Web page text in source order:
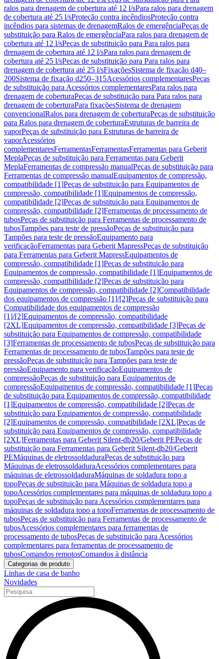
ralos para drenagem de cobertura até 12 l/sPara ralos para drenagem
de cobertura até 25 l/sProteção contra incêndiosProteção contra
incêndios para sistemas de drenagemRalos de emergênciaPeças de
substituição para Ralos de emergênciaPara ralos para drenagem de
cobertura até 12 l/sPeças de substituição para Para ralos para
drenagem de cobertura até 12 l/sPara ralos para drenagem de
cobertura até 25 l/sPeças de substituição para Para ralos para
drenagem de cobertura até 25 l/sFixaçõesSistema de fixação d40–
200Sistema de fixação d250–315Acessórios complementaresPeças
de substituição para Acessórios complementaresPara ralos para
drenagem de coberturaPeças de substituição para Para ralos para
drenagem de coberturaPara fixaçõesSistema de drenagem
convencionalRalos para drenagem de coberturaPeças de substituição
para Ralos para drenagem de coberturaEstruturas de barreira de
vaporPeças de substituição para Estruturas de barreira de
vaporAcessórios
complementaresFerramentasFerramentasFerramentas para Geberit
MeplaPeças de substituição para Ferramentas para Geberit
MeplaFerramentas de compressão manualPeças de substituição para
Ferramentas de compressão manualEquipamentos de compressão,
compatibilidade [1]Peças de substituição para Equipamentos de
compressão, compatibilidade [1]Equipamentos de compressão,
compatibilidade [2]Peças de substituição para Equipamentos de
compressão, compatibilidade [2]Ferramentas de processamento de
tubosPeças de substituição para Ferramentas de processamento de
tubosTampões para teste de pressãoPeças de substituição para
Tampões para teste de pressãoEquipamento para
verificaçãoFerramentas para Geberit MapressPeças de substituição
para Ferramentas para Geberit MapressEquipamentos de
compressão, compatibilidade [1]Peças de substituição para
Equipamentos de compressão, compatibilidade [1]Equipamentos de
compressão, compatibilidade [2]Peças de substituição para
Equipamentos de compressão, compatibilidade [2]Compatibilidade
dos equipamentos de compressão [1]/[2]Peças de substituição para
Compatibilidade dos equipamentos de compressão
[1]/[2]Equipamentos de compressão, compatibilidade
[2XL]Equipamentos de compressão, compatibilidade [3]Peças de
substituição para Equipamentos de compressão, compatibilidade
[3]Ferramentas de processamento de tubosPeças de substituição para
Ferramentas de processamento de tubosTampões para teste de
pressãoPeças de substituição para Tampões para teste de
pressãoEquipamento para verificaçãoEquipamentos de
compressãoPeças de substituição para Equipamentos de
compressãoEquipamentos de compressão, compatibilidade [1]Peças
de substituição para Equipamentos de compressão, compatibilidade
[1]Equipamentos de compressão, compatibilidade [2]Peças de
substituição para Equipamentos de compressão, compatibilidade
[2]Equipamentos de compressão, compatibilidade [2XL]Peças de
substituição para Equipamentos de compressão, compatibilidade
[2XL]Ferramentas para Geberit Silent-db20/Geberit PEPeças de
substituição para Ferramentas para Geberit Silent-db20/Geberit
PEMáquinas de eletrossoldaduraPeças de substituição para
Máquinas de eletrossoldaduraAcessórios complementares para
máquinas de eletrossoldaduraMáquinas de soldadura topo a
topoPeças de substituição para Máquinas de soldadura topo a
topoAcessórios complementares para máquinas de soldadura topo a
topoPeças de substituição para Acessórios complementares para
máquinas de soldadura topo a topoFerramentas de processamento de
tubosPeças de substituição para Ferramentas de processamento de
tubosAcessórios complementares para ferramentas de
processamento de tubosPeças de substituição para Acessórios
complementares para ferramentas de processamento de
tubosComandos remotosComandos à distância
Categorias de produto
Linhas de casa de banho
Novidades